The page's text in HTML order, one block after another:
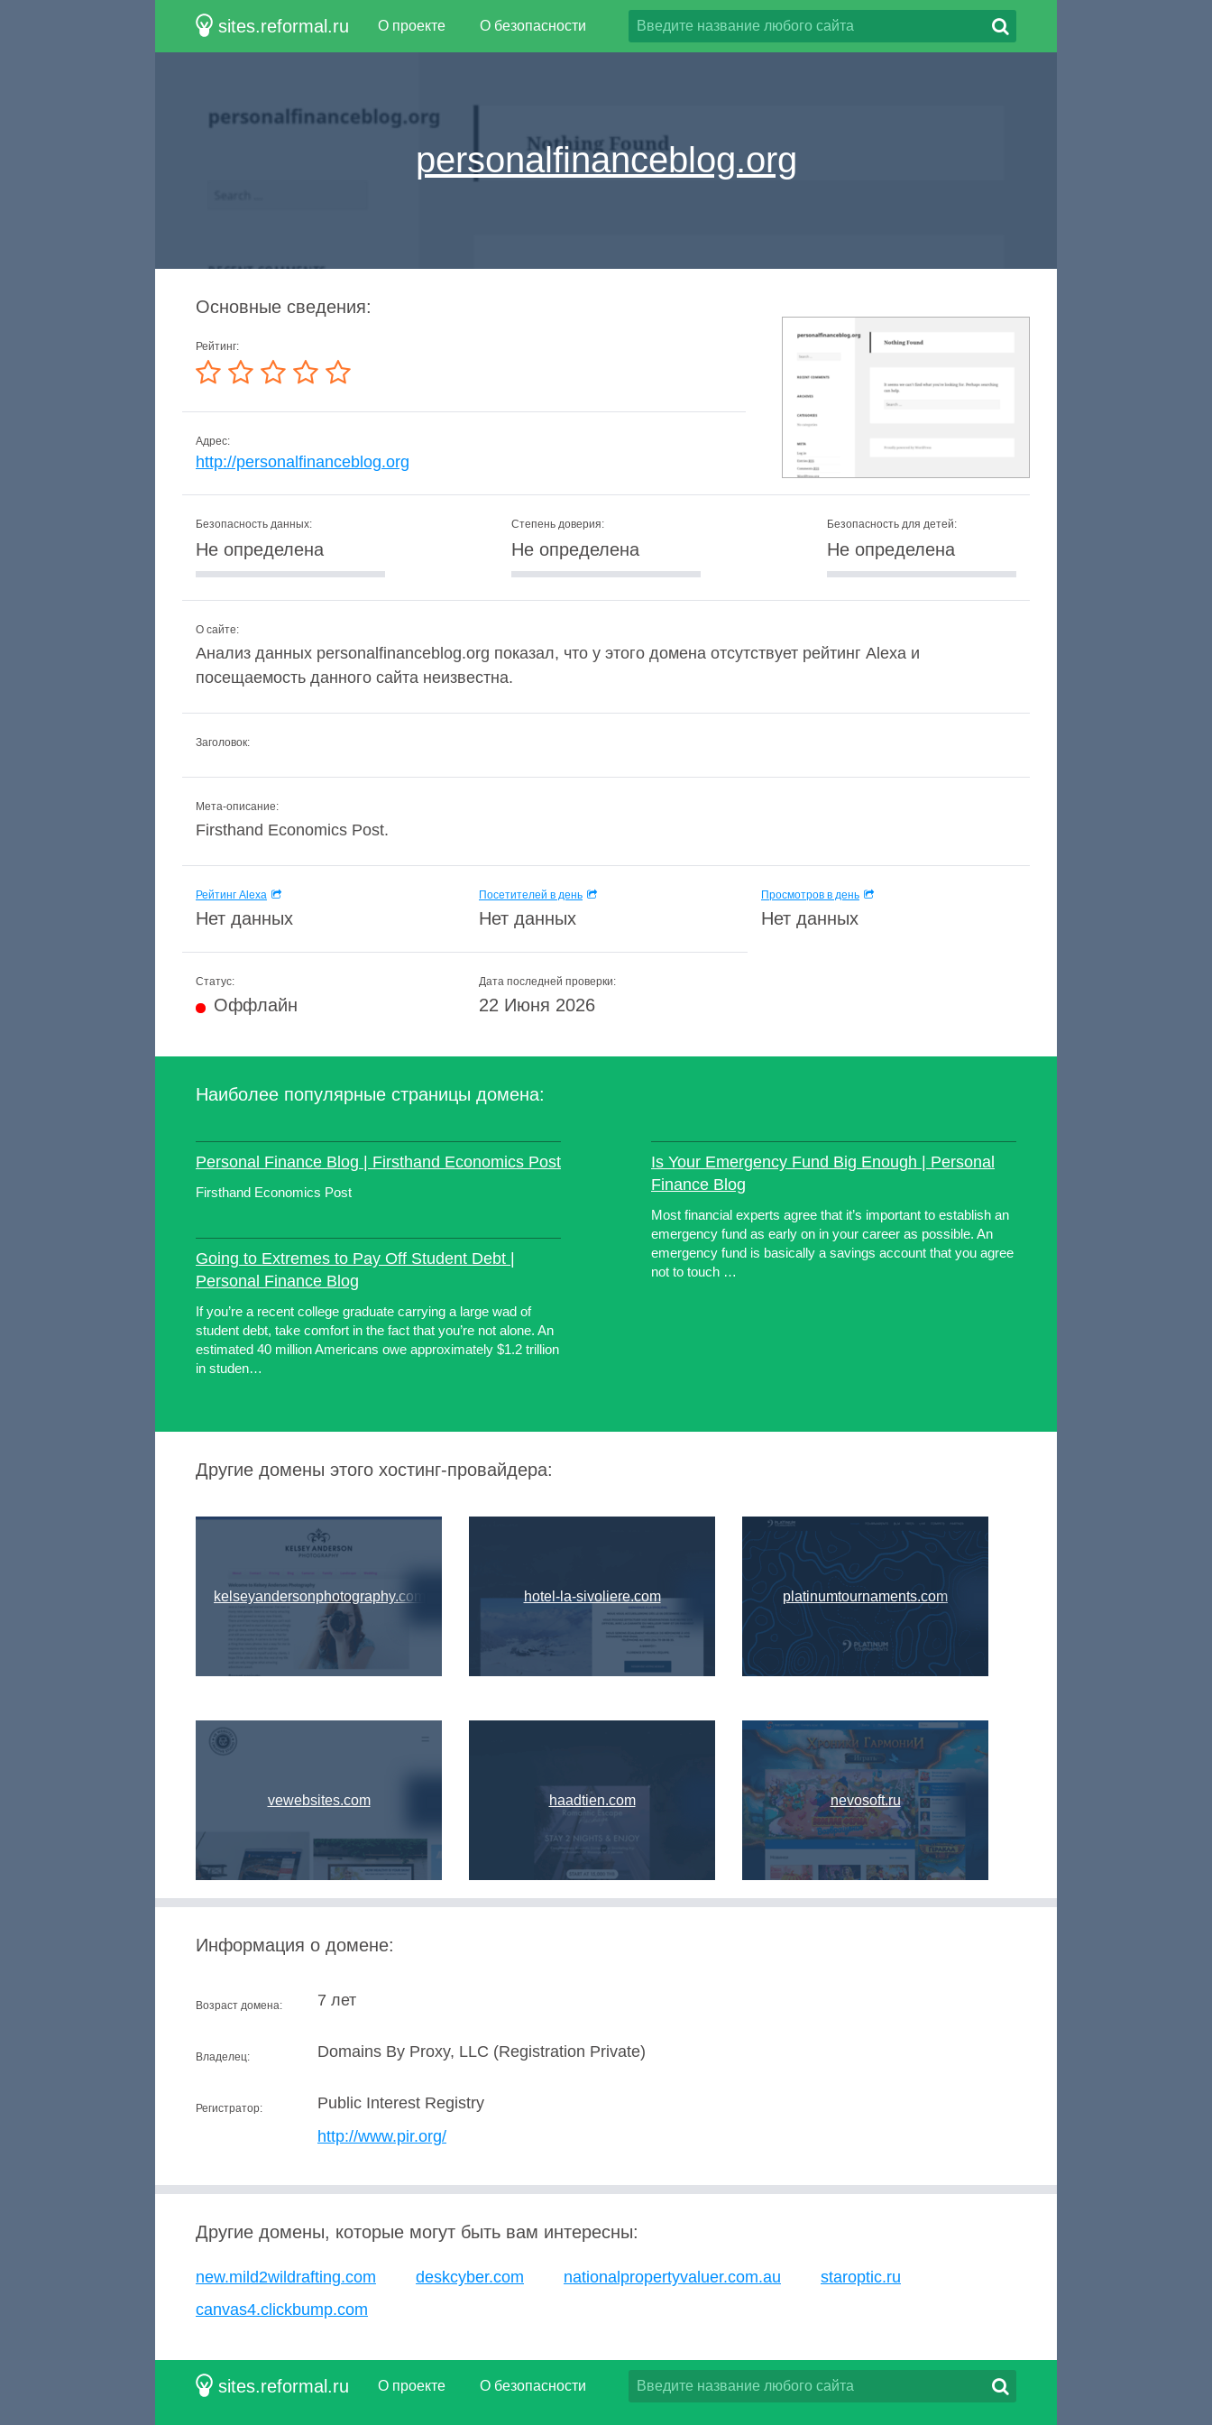
sites.reformal.ru О проекте О безопасности
personalfinanceblog.org
Основные сведения:
Рейтинг:
Адрес:
http://personalfinanceblog.org
Безопасность данных:
Не определена
Степень доверия:
Не определена
Безопасность для детей:
Не определена
О сайте:
Анализ данных personalfinanceblog.org показал, что у этого домена отсутствует рейтинг Alexa и
посещаемость данного сайта неизвестна.
Заголовок:
Мета-описание:
Firsthand Economics Post.
Рейтинг Alexa
Нет данных
Посетителей в день
Нет данных
Просмотров в день
Нет данных
Статус:
Оффлайн
Дата последней проверки:
22 Июня 2026
Наиболее популярные страницы домена:
Personal Finance Blog | Firsthand Economics Post
Firsthand Economics Post
Going to Extremes to Pay Off Student Debt |
Personal Finance Blog
If you’re a recent college graduate carrying a large wad of
student debt, take comfort in the fact that you’re not alone. An
estimated 40 million Americans owe approximately $1.2 trillion
in studen…
Is Your Emergency Fund Big Enough | Personal
Finance Blog
Most financial experts agree that it’s important to establish an
emergency fund as early on in your career as possible. An
emergency fund is basically a savings account that you agree
not to touch …
Другие домены этого хостинг-провайдера:
kelseyandersonphotography.com
vewebsites.com
hotel-la-sivoliere.com
haadtien.com
platinumtournaments.com
nevosoft.ru
Информация о домене:
Возраст домена: 7 лет
Владелец: Domains By Proxy, LLC (Registration Private)
Регистратор:
Public Interest Registry
http://www.pir.org/
Другие домены, которые могут быть вам интересны:
new.mild2wildrafting.com deskcyber.com nationalpropertyvaluer.com.au
staroptic.ru
canvas4.clickbump.com
sites.reformal.ru О проекте О безопасности